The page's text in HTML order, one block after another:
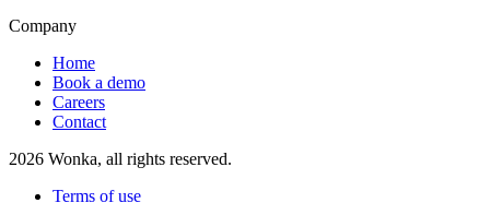
Company
Home
Book a demo
Careers
Contact
2026 Wonka, all rights reserved.
Terms of use